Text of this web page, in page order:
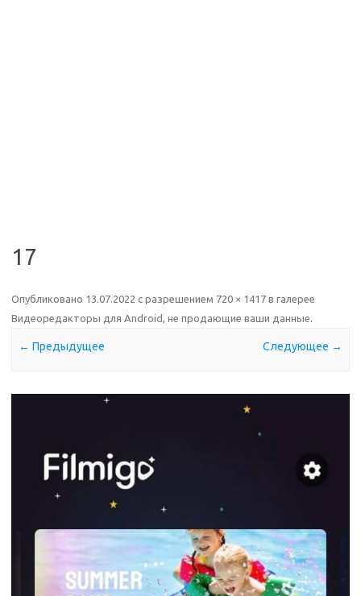
17
Опубликовано 13.07.2022 с разрешением 720 × 1417 в галерее
Видеоредакторы для Android, не продающие ваши данные.
← Предыдущее Следующее →